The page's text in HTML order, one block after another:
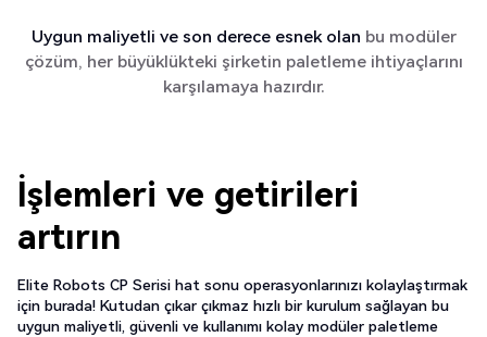
Uygun maliyetli ve son derece esnek olan bu modüler
çözüm, her büyüklükteki şirketin paletleme ihtiyaçlarını
karşılamaya hazırdır.
İşlemleri ve getirileri
artırın
Elite Robots CP Serisi hat sonu operasyonlarınızı kolaylaştırmak
için burada! Kutudan çıkar çıkmaz hızlı bir kurulum sağlayan bu
uygun maliyetli, güvenli ve kullanımı kolay modüler paletleme